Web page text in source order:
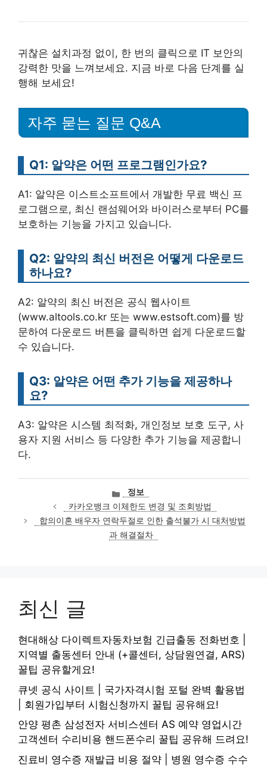
귀찮은 설치과정 없이, 한 번의 클릭으로 IT 보안의
강력한 맛을 느껴보세요. 지금 바로 다음 단계를 실
행해 보세요!
자주 묻는 질문 Q&A
Q1: 알약은 어떤 프로그램인가요?
A1: 알약은 이스트소프트에서 개발한 무료 백신 프
로그램으로, 최신 랜섬웨어와 바이러스로부터 PC를
보호하는 기능을 가지고 있습니다.
Q2: 알약의 최신 버전은 어떻게 다운로드
하나요?
A2: 알약의 최신 버전은 공식 웹사이트
(www.altools.co.kr 또는 www.estsoft.com)를 방
문하여 다운로드 버튼을 클릭하면 쉽게 다운로드할
수 있습니다.
Q3: 알약은 어떤 추가 기능을 제공하나
요?
A3: 알약은 시스템 최적화, 개인정보 보호 도구, 사
용자 지원 서비스 등 다양한 추가 기능을 제공합니
다.
카
테
고
리
정보
카카오뱅크 이체한도 변경 및 조회방법
합의이혼 배우자 연락두절로 인한 출석불가 시 대처방법
과 해결절차
최신 글
현대해상 다이렉트자동차보험 긴급출동 전화번호 |
지역별 출동센터 안내 (+콜센터, 상담원연결, ARS)
꿀팁 공유할게요!
큐넷 공식 사이트 | 국가자격시험 포털 완벽 활용법
| 회원가입부터 시험신청까지 꿀팁 공유해요!
안양 평촌 삼성전자 서비스센터 AS 예약 영업시간
고객센터 수리비용 핸드폰수리 꿀팁 공유해 드려요!
진료비 영수증 재발급 비용 절약 | 병원 영수증 수수